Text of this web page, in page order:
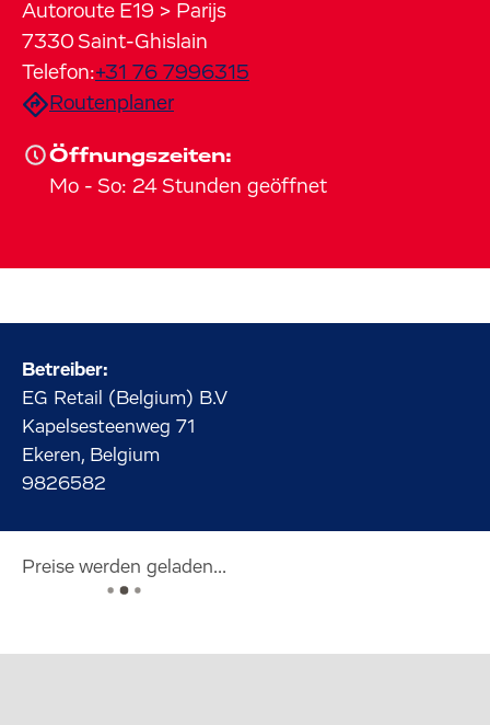
Autoroute E19 > Parijs
7330 Saint-Ghislain
Telefon:+31 76 7996315
Routenplaner
Öffnungszeiten:
Mo - So: 24 Stunden geöffnet
Betreiber:
EG Retail (Belgium) B.V
Kapelsesteenweg 71
Ekeren, Belgium
9826582
Preise werden geladen...